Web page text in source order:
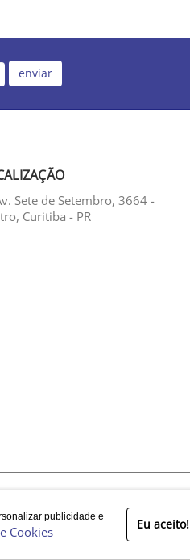
publicidade e
Cookies Eu aceito!
enviar
Sete de Setembro, 3664 -
Curitiba - PR